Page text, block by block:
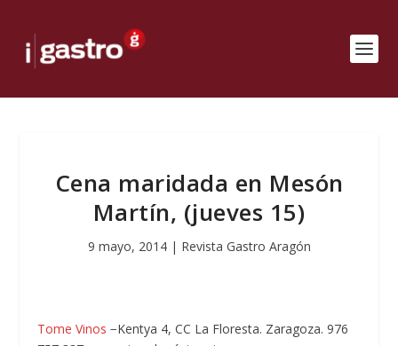
Cena maridada en Mesón
Martín, (jueves 15)
9 mayo, 2014| Revista Gastro Aragón
Tome Vinos −Kentya 4, CC La Floresta. Zaragoza. 976